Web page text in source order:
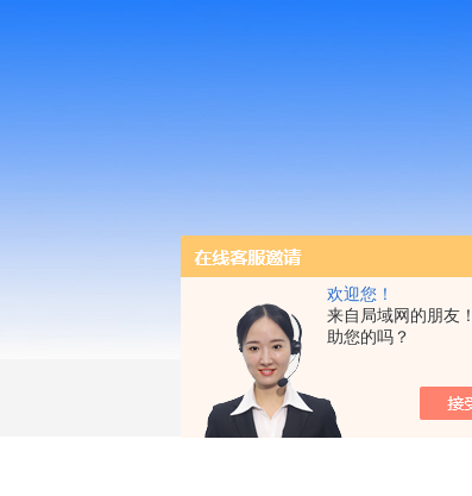
欢迎您！
来自局域网的朋友
助您的吗？